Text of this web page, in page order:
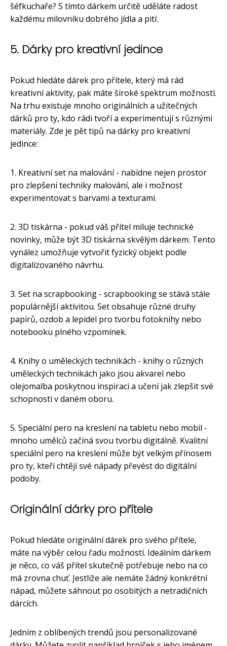
šéfkuchaře? S tímto dárkem určitě uděláte radost
každému milovníku dobrého jídla a pití.
5. Dárky pro kreativní jedince
Pokud hledáte dárek pro přítele, který má rád
kreativní aktivity, pak máte široké spektrum možností.
Na trhu existuje mnoho originálních a užitečných
dárků pro ty, kdo rádi tvoří a experimentují s různými
materiály. Zde je pět tipů na dárky pro kreativní
jedince:
1. Kreativní set na malování - nabídne nejen prostor
pro zlepšení techniky malování, ale i možnost
experimentovat s barvami a texturami.
2. 3D tiskárna - pokud váš přítel miluje technické
novinky, může být 3D tiskárna skvělým dárkem. Tento
vynález umožňuje vytvořit fyzický objekt podle
digitalizovaného návrhu.
3. Set na scrapbooking - scrapbooking se stává stále
populárnější aktivitou. Set obsahuje různé druhy
papírů, ozdob a lepidel pro tvorbu fotoknihy nebo
notebooku plného vzpomínek.
4. Knihy o uměleckých technikách - knihy o různých
uměleckých technikách jako jsou akvarel nebo
olejomalba poskytnou inspiraci a učení jak zlepšit své
schopnosti v daném oboru.
5. Speciální pero na kreslení na tabletu nebo mobil -
mnoho umělců začíná svou tvorbu digitálně. Kvalitní
speciální pero na kreslení může být velkým přínosem
pro ty, kteří chtějí své nápady převést do digitální
podoby.
Originální dárky pro přítele
Pokud hledáte originální dárek pro svého přítele,
máte na výběr celou řadu možností. Ideálním dárkem
je něco, co váš přítel skutečně potřebuje nebo na co
má zrovna chuť. Jestliže ale nemáte žádný konkrétní
nápad, můžete sáhnout po osobitých a netradičních
dárcích.
Jedním z oblíbených trendů jsou personalizované